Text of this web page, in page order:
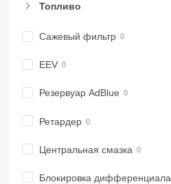
Топливо
Сажевый фильтр
EEV
Резервуар AdBlue
Ретардер
Центральная смазка
Блокировка дифференциала